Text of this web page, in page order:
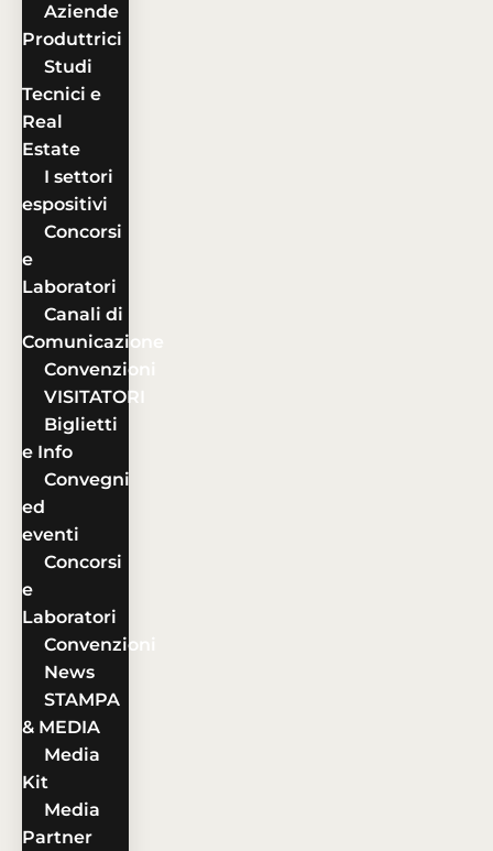
Aziende
Produttrici
Studi
Tecnici e
Real
Estate
I settori
espositivi
Concorsi
e
Laboratori
Canali di
Comunicazione
Convenzioni
VISITATORI
Biglietti
e Info
Convegni
ed
eventi
Concorsi
e
Laboratori
Convenzioni
News
STAMPA
& MEDIA
Media
Kit
Media
Partner